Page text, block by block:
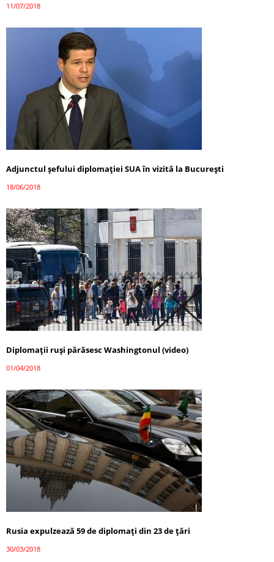
11/07/2018
Adjunctul șefului diplomației SUA în vizită la București
18/06/2018
Diplomații ruși părăsesc Washingtonul (video)
01/04/2018
Rusia expulzează 59 de diplomați din 23 de țări
30/03/2018